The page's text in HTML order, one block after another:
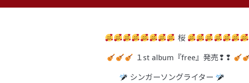
桜
１st album『free』発売❢❢
シンガーソングライター